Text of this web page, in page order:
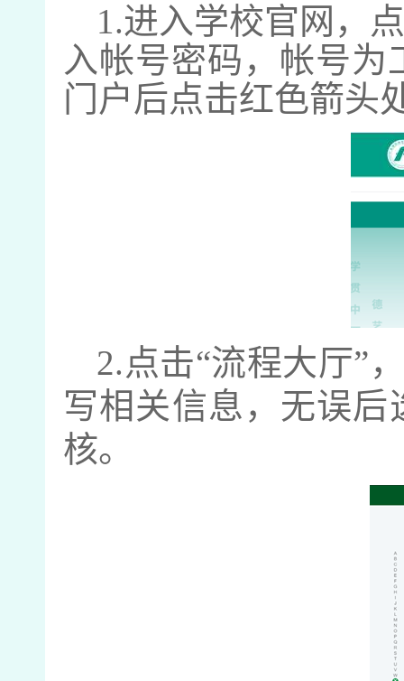
1.进入学校官网，
入帐号密码，帐号
门户后点击红色箭头
2.点击“流程大厅”
写相关信息，无误后
核。